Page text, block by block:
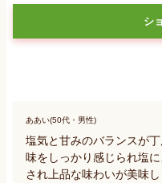
シ
ああい(50代・男性)
塩気と甘みのバランスが
味をしっかり感じられ塩
され上品な味わいが美味